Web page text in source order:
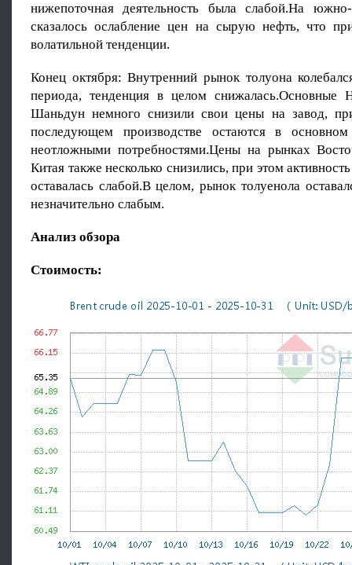
нижепоточная деятельность была слабой.На
сказалось ослабление цен на сырую нефть, что
волатильной тенденции.
Конец октября: Внутренний рынок толуона
периода, тенденция в целом снижалась.Основные
Шаньдун немного снизили свои цены на завод,
последующем производстве остаются в основном
неотложными потребностями.Цены на рынках
Китая также несколько снизились, при этом
оставалась слабой.В целом, рынок толуенола
незначительно слабым.
Анализ обзора
Стоимость: